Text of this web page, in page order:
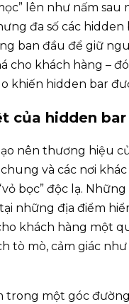
lên như nấm sau
đa số các hidden
ban đầu để giữ
cho khách hàng –
khiến hidden bar
của hidden bar
nên thương hiệu
và các nơi
bọc” độc lạ.
những địa điểm
khách hàng một
tò mò, cảm giác
trong một góc